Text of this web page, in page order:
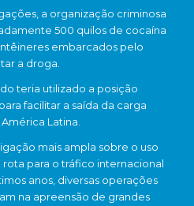
a organização criminosa
500 quilos de cocaína
embarcados pelo
a droga.
teria utilizado a posição
facilitar a saída da carga
Latina.
mais ampla sobre o uso
para o tráfico internacional
anos, diversas operações
na apreensão de grandes